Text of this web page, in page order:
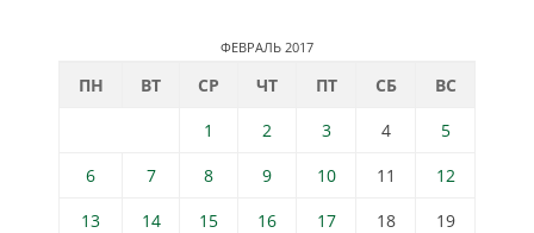
ФЕВРАЛЬ 2017
ПН ВТ СР ЧТ ПТ СБ
ВС
1
2 3 4
5
6
7 8 9 10 11
12
13
14 15 16 17 18
19